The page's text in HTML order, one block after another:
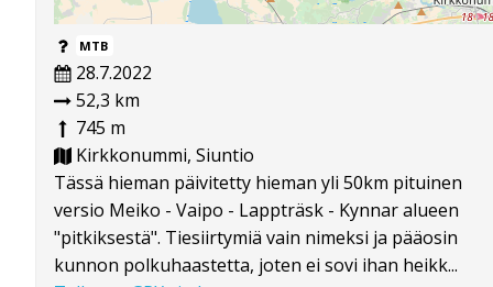
MTB
28.7.2022
52,3 km
745 m
Kirkkonummi, Siuntio
Tässä hieman päivitetty hieman yli 50km pituinen
versio Meiko - Vaipo - Lappträsk - Kynnar alueen
"pitkiksestä". Tiesiirtymiä vain nimeksi ja pääosin
kunnon polkuhaastetta, joten ei sovi ihan heikk...